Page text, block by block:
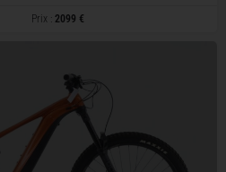
Prix : 2099 €